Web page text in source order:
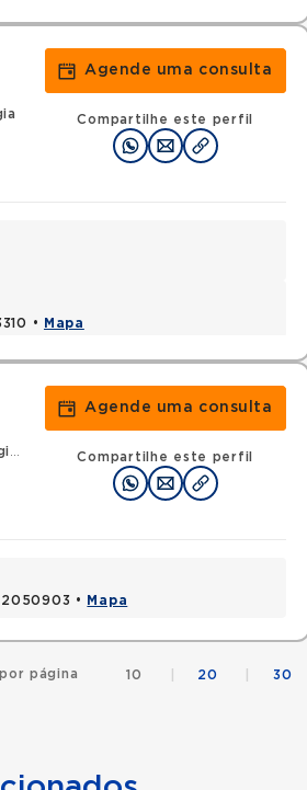
Agende uma consulta
Compartilhe este perfil
• Mapa
RQE 34032 - Cirurgia da mão
Agende uma consulta
Compartilhe este perfil
• Mapa
página 10 20 30